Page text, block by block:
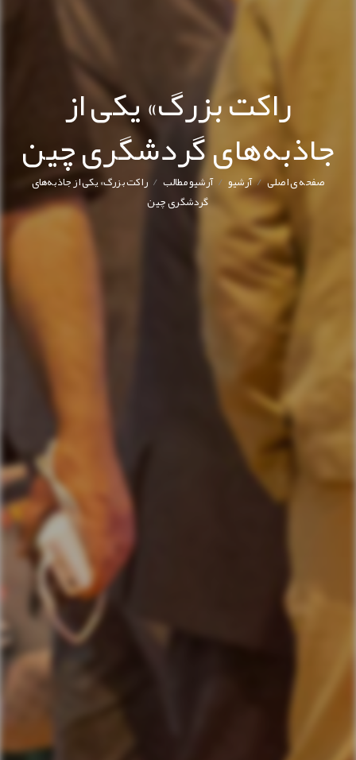
راکت بزرگ» یکی از
جاذبه‌های گردشگری چین
صفحه ی اصلی/آرشیو/ آرشیو مطالب/ راکت بزرگ» یکی از جاذبه‌های
گردشگری چین